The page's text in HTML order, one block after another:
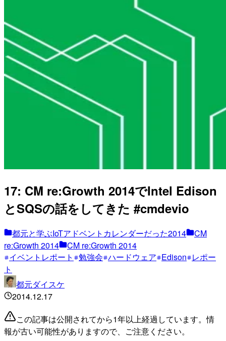
17: CM re:Growth 2014でIntel Edison
とSQSの話をしてきた #cmdevio
都元と学ぶIoTアドベントカレンダーだった2014
CM
re:Growth 2014
CM re:Growth 2014
イベントレポート
勉強会 ハードウェア Edison レポー
ト
都元ダイスケ
2014.12.17
この記事は公開されてから1年以上経過しています。情
報が古い可能性がありますので、ご注意ください。